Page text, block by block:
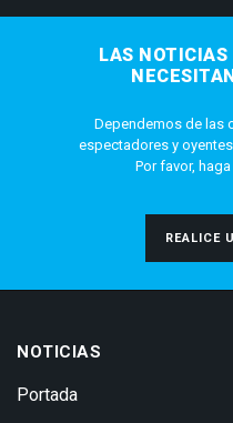
LAS NOTICIAS
Dependemos de las
espectadores y
Por favor,
REALICE
NOTICIAS
Portada